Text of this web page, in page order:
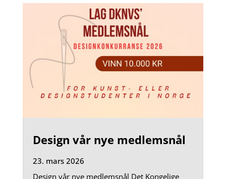
Design vår nye medlemsnål
23. mars 2026
Design vår nye medlemsnål Det Kongelige